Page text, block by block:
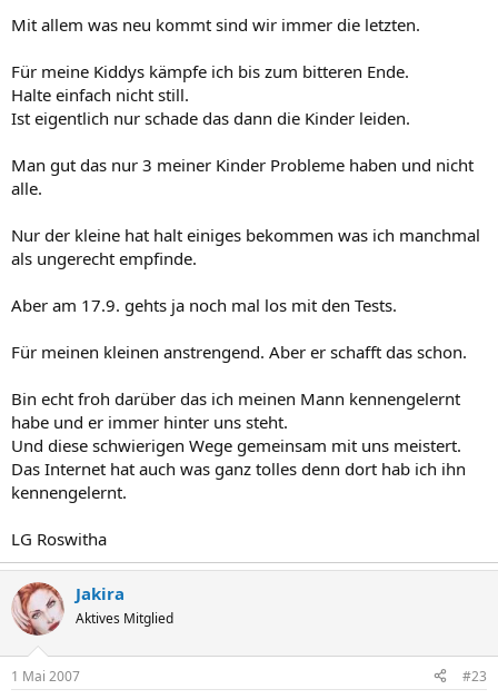
Mit allem was neu kommt sind wir immer die letzten.
Für meine Kiddys kämpfe ich bis zum bitteren Ende.
Halte einfach nicht still.
Ist eigentlich nur schade das dann die Kinder leiden.
Man gut das nur 3 meiner Kinder Probleme haben und nicht
alle.
Nur der kleine hat halt einiges bekommen was ich manchmal
als ungerecht empfinde.
Aber am 17.9. gehts ja noch mal los mit den Tests.
Für meinen kleinen anstrengend. Aber er schafft das schon.
Bin echt froh darüber das ich meinen Mann kennengelernt
habe und er immer hinter uns steht.
Und diese schwierigen Wege gemeinsam mit uns meistert.
Das Internet hat auch was ganz tolles denn dort hab ich ihn
kennengelernt.
LG Roswitha
Jakira
Aktives Mitglied
1 Mai 2007 #23